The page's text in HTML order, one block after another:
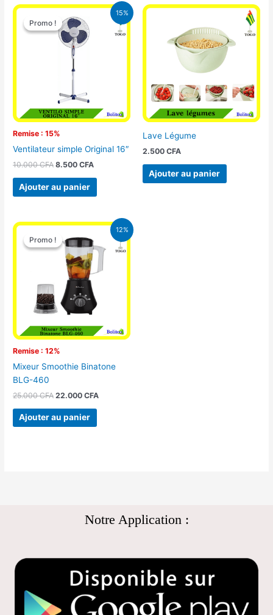
15%
Promo !
Remise : 15%
Promo !
Ventilateur simple Original 16″
10.000CFA
Le
prix
initial
était :
10.000 CFA.
8.500CFA
Le
Ajouter au panier
Lave Légume
2.500 CFA
Ajouter au panier
12%
Promo !
Remise : 12%
Promo !
Mixeur Smoothie Binatone
BLG-460
25.000CFA
Le
prix
initial
était :
25.000 CFA.
22.000CFA
Le
prix
actuel
est :
Ajouter au panier
Notre Application :